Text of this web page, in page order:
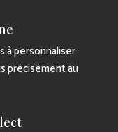
à personnaliser
précisément au